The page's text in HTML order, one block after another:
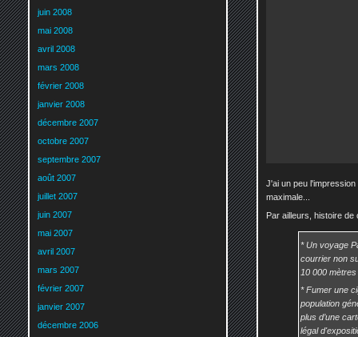
J'ai un peu
maximale...
Par ailleurs, histoire
* Un voyage
courrier non
10 000
* Fumer une
population
plus d’une
légal
juin 2008
mai 2008
avril 2008
mars 2008
février 2008
janvier 2008
décembre 2007
octobre 2007
septembre 2007
août 2007
juillet 2007
juin 2007
mai 2007
avril 2007
mars 2007
février 2007
janvier 2007
décembre 2006